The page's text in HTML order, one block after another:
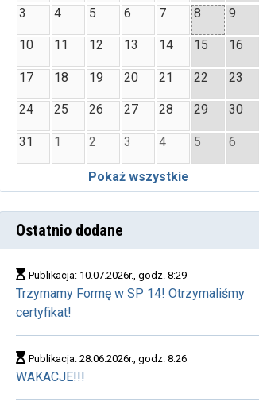
3 4 5 6 7 8 9
10 11 12 13 14 15 16
17 18 19 20 21 22 23
24 25 26 27 28 29 30
31 1 2 3 4 5 6
Pokaż wszystkie
Ostatnio dodane
Publikacja: 10.07.2026r., godz. 8:29
Trzymamy Formę w SP 14! Otrzymaliśmy
certyfikat!
Publikacja: 28.06.2026r., godz. 8:26
WAKACJE!!!